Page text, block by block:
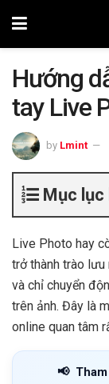
Hướng
tay Live
by Lmint
Mục lục
Live Photo hay
trở thành trào
và chỉ chuyển
trên ảnh. Đây là
online quan tâm
📢